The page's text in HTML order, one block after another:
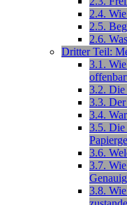
2.4.
2.5.
2.6.
Dritter Teil:
3.1.
3.2. Die
3.3. Der
3.4.
3.5. Die
3.6.
3.7.
3.8.